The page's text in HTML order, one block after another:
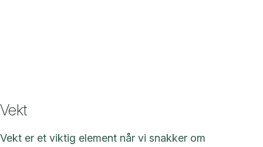
Vekt
Vekt er et viktig element når vi snakker om